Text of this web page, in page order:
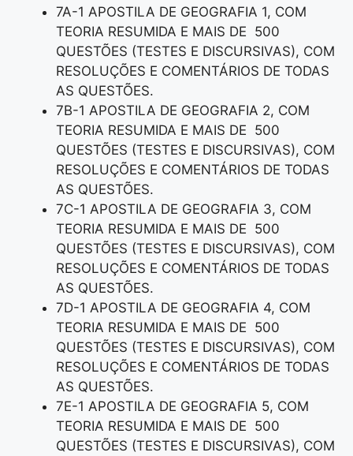
7A-1 APOSTILA DE GEOGRAFIA 1, COM
TEORIA RESUMIDA E MAIS DE 500
QUESTÕES (TESTES E DISCURSIVAS), COM
RESOLUÇÕES E COMENTÁRIOS DE TODAS
AS QUESTÕES.
7B-1 APOSTILA DE GEOGRAFIA 2, COM
TEORIA RESUMIDA E MAIS DE 500
QUESTÕES (TESTES E DISCURSIVAS), COM
RESOLUÇÕES E COMENTÁRIOS DE TODAS
AS QUESTÕES.
7C-1 APOSTILA DE GEOGRAFIA 3, COM
TEORIA RESUMIDA E MAIS DE 500
QUESTÕES (TESTES E DISCURSIVAS), COM
RESOLUÇÕES E COMENTÁRIOS DE TODAS
AS QUESTÕES.
7D-1 APOSTILA DE GEOGRAFIA 4, COM
TEORIA RESUMIDA E MAIS DE 500
QUESTÕES (TESTES E DISCURSIVAS), COM
RESOLUÇÕES E COMENTÁRIOS DE TODAS
AS QUESTÕES.
7E-1 APOSTILA DE GEOGRAFIA 5, COM
TEORIA RESUMIDA E MAIS DE 500
QUESTÕES (TESTES E DISCURSIVAS), COM